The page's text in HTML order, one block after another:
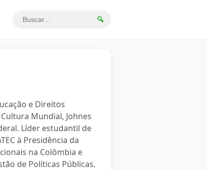
🔍
e Direitos
Mundial, Johnes
Líder estudantil de
à Presidência da
na Colômbia e
de Políticas Públicas.